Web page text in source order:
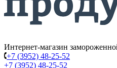
Интернет-магазин
+7 (3952) 48-25-52
+7 (3952) 48-25-52